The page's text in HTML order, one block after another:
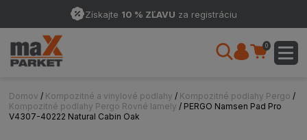
Získajte 10 % ZĽAVU za registráciu
0
Domov / Kompozitné a vinylové podlahy / Kompozitné podlahy Pergo /
Kompozitné podlahy Pergo Rovné lamely / PERGO Namsen Pad Pro
V4307-40222 Natural Cabin Oak